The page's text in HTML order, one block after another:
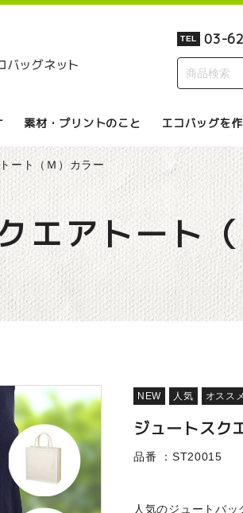
TEL 03-
素材・プリントのこと エコバッグを
ート（Ｍ）カラー
エアトート
NEW 人気 オススメ
ジュートスク
品番 ：ST20015
人気のジュートバッ